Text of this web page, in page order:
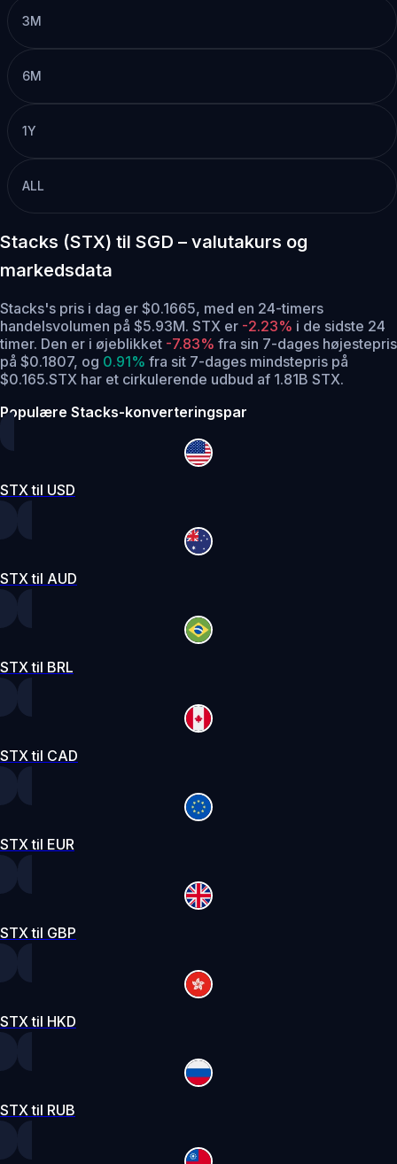
3M
6M
1Y
ALL
Stacks (STX) til SGD – valutakurs og
markedsdata
Stacks's pris i dag er $0.1665, med en 24-timers
handelsvolumen på $5.93M. STX er -2.23% i de sidste 24
timer. Den er i øjeblikket -7.83% fra sin 7-dages højestepris
på $0.1807, og 0.91% fra sit 7-dages mindstepris på
$0.165.STX har et cirkulerende udbud af 1.81B STX.
Populære Stacks-konverteringspar
STX til USD
STX til AUD
STX til BRL
STX til CAD
STX til EUR
STX til GBP
STX til HKD
STX til RUB